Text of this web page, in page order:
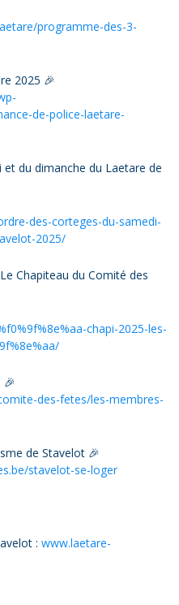
programme-des-3-
2025 🎉
de-police-laetare-
du dimanche du Laetare de
des-corteges-du-samedi-
2025/
Chapiteau du Comité des
chapi-2025-les-
🎉
des-fetes/les-membres-
de Stavelot 🎉
stavelot-se-loger
: www.laetare-